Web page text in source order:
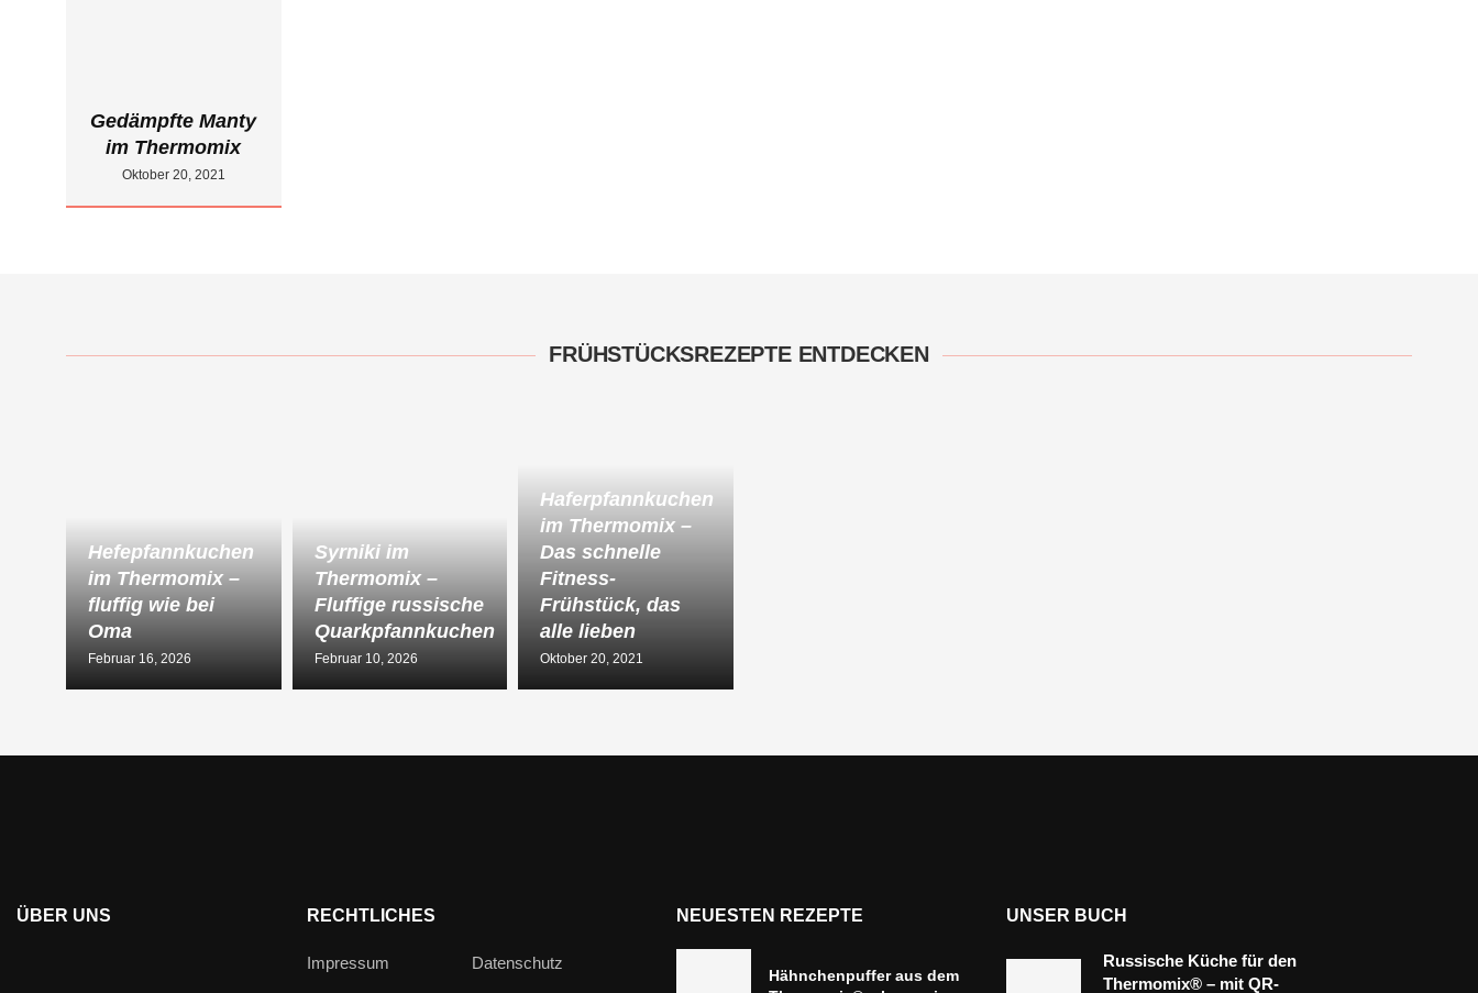
Gedämpfte Manty
im Thermomix
Oktober 20, 2021
FRÜHSTÜCKSREZEPTE ENTDECKEN
Hefepfannkuchen
im Thermomix –
fluffig wie bei
Oma
Februar 16, 2026
Syrniki im
Thermomix –
Fluffige russische
Quarkpfannkuchen
Februar 10, 2026
Haferpfannkuchen
im Thermomix –
Das schnelle
Fitness-
Frühstück, das
alle lieben
Oktober 20, 2021
ÜBER UNS RECHTLICHES
Impressum Datenschutz
NEUESTEN REZEPTE
Hähnchenpuffer aus dem
UNSER BUCH
Russische Küche für den
Thermomix® – mit QR-